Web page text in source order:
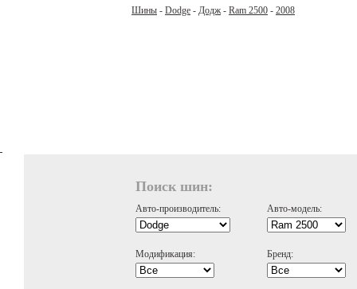
Шины - Dodge - Додж- Ram 2500 - 2008
Поиск шин:
Авто-производитель: Авто-модель:
Модификация: Бренд: